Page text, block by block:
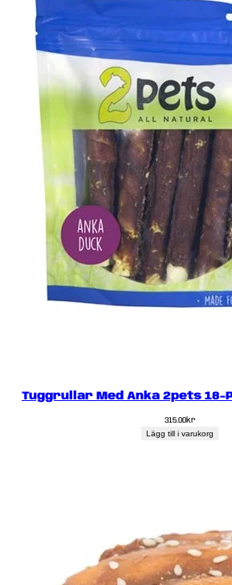
Tuggrullar Med Anka 2pets 18-
315.00kr
Lägg till i varukorg